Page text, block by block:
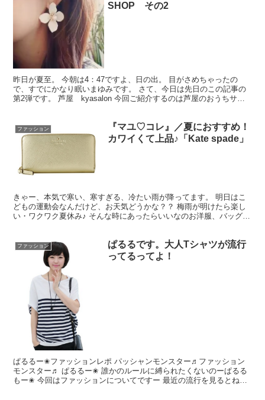
SHOP その2
昨日が夏至。 今朝は4：47ですよ、日の出。 目がさめちゃったの
で、すでにかなり眠いまゆみです。 さて、今日は先日のこの記事の
第2弾です。 芦屋 kyasalon 今回ご紹介するのは芦屋のおうちサロ
ファッション
『マユ♡コレ』／夏におすすめ！
カワイくて上品♪「Kate spade」
きゃー、本気で寒い、寒すぎる、冷たい雨が降ってます。 明日はこ
どもの運動会なんだけど、お天気どうかな？？ 梅雨が明けたら楽し
い・ワクワク夏休み♪ そんな時にあったらいいなのお洋服、バッグを
ファッション
ぱるるです。大人Tシャツが流行
ってるってよ！
ぱるるー✬ファッションレポ パッシャンモンスター♬ファッション
モンスター♬ ぱるるー✬ 誰かのルールに縛られたくないのーぱるる
もー✬ 今回はファッションについてですー 最近の流行を見るとね、